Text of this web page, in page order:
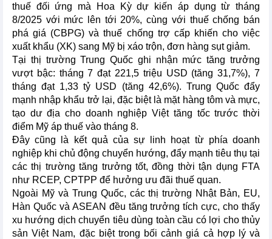
thuế đối ứng mà Hoa Kỳ dự kiến áp dụng từ tháng
8/2025 với mức lên tới 20%, cùng với thuế chống bán
phá giá (CBPG) và thuế chống trợ cấp khiến cho việc
xuất khẩu (XK) sang Mỹ bị xáo trộn, đơn hàng sụt giảm.
Tại thị trường Trung Quốc ghi nhận mức tăng trưởng
vượt bậc: tháng 7 đạt 221,5 triệu USD (tăng 31,7%), 7
tháng đạt 1,33 tỷ USD (tăng 42,6%). Trung Quốc đẩy
mạnh nhập khẩu trở lại, đặc biệt là mặt hàng tôm và mực,
tạo dư địa cho doanh nghiệp Việt tăng tốc trước thời
điểm Mỹ áp thuế vào tháng 8.
Đây cũng là kết quả của sự linh hoạt từ phía doanh
nghiệp khi chủ động chuyển hướng, đẩy mạnh tiêu thụ tại
các thị trường tăng trưởng tốt, đồng thời tận dụng FTA
như RCEP, CPTPP để hưởng ưu đãi thuế quan.
Ngoài Mỹ và Trung Quốc, các thị trường Nhật Bản, EU,
Hàn Quốc và ASEAN đều tăng trưởng tích cực, cho thấy
xu hướng dịch chuyển tiêu dùng toàn cầu có lợi cho thủy
sản Việt Nam, đặc biệt trong bối cảnh giá cả hợp lý và